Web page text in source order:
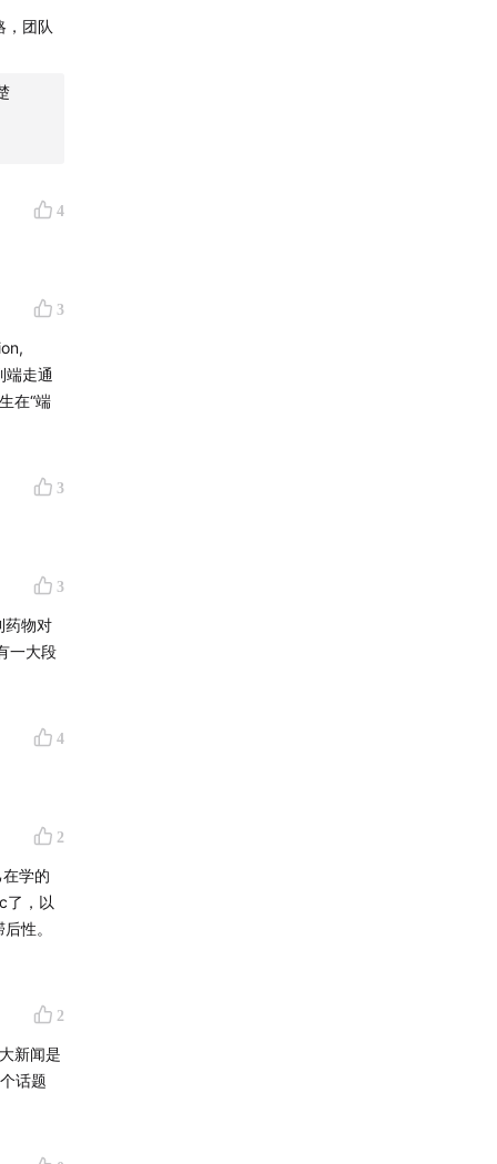
团队
4
3
走通
在“端
3
3
药物对
一大段
4
2
学的
了，以
性。
2
新闻是
话题